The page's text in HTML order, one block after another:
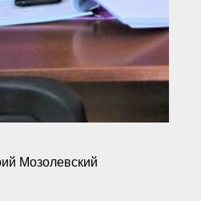
Мозолевский